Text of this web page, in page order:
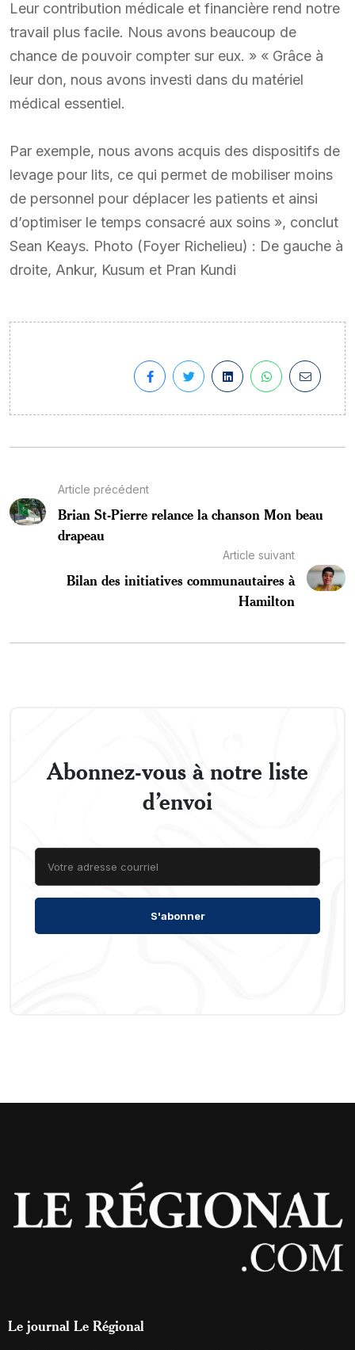
Leur contribution médicale et financière rend notre
travail plus facile. Nous avons beaucoup de
chance de pouvoir compter sur eux. » « Grâce à
leur don, nous avons investi dans du matériel
médical essentiel.
Par exemple, nous avons acquis des dispositifs de
levage pour lits, ce qui permet de mobiliser moins
de personnel pour déplacer les patients et ainsi
d’optimiser le temps consacré aux soins », conclut
Sean Keays. Photo (Foyer Richelieu) : De gauche à
droite, Ankur, Kusum et Pran Kundi
Article précédent
Brian St-Pierre relance la chanson Mon beau
drapeau
Article suivant
Bilan des initiatives communautaires à
Hamilton
Abonnez-vous à notre liste
d’envoi
Le journal Le Régional